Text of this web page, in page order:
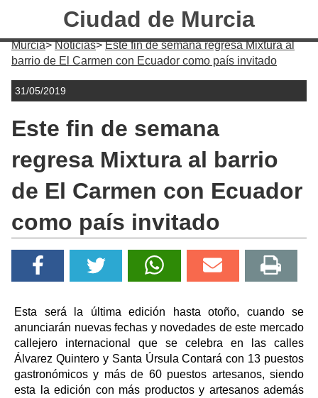
Ciudad de Murcia
Murcia Noticias
Este fin de semana regresa Mixtura al
barrio de El Carmen con Ecuador como país invitado
31/05/2019
Este fin de semana
regresa Mixtura al barrio
de El Carmen con Ecuador
como país invitado
Esta será la última edición hasta otoño, cuando se
anunciarán nuevas fechas y novedades de este mercado
callejero internacional que se celebra en las calles
Álvarez Quintero y Santa Úrsula Contará con 13 puestos
gastronómicos y más de 60 puestos artesanos, siendo
esta la edición con más productos y artesanos además